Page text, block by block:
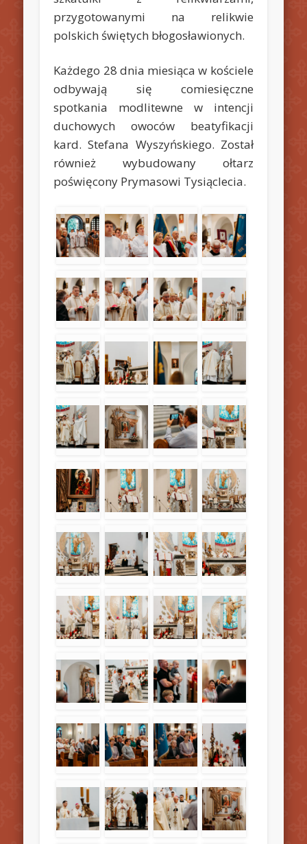
przygotowanymi na relikwie
polskich świętych błogosławionych.
Każdego 28 dnia miesiąca w kościele
odbywają się comiesięczne
spotkania modlitewne w intencji
duchowych owoców beatyfikacji
kard. Stefana Wyszyńskiego. Został
również wybudowany ołtarz
poświęcony Prymasowi Tysiąclecia.